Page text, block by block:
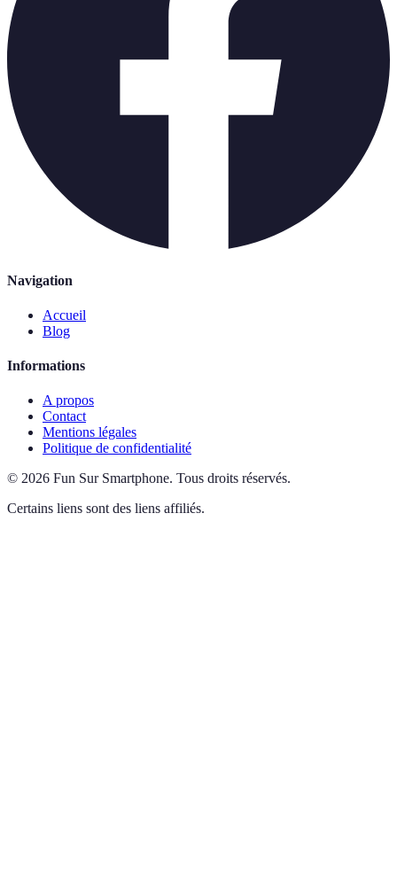
Navigation
Accueil
Blog
Informations
A propos
Contact
Mentions légales
Politique de confidentialité
© 2026 Fun Sur Smartphone. Tous droits réservés.
Certains liens sont des liens affiliés.